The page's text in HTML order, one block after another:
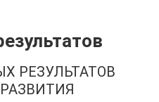
РЕЗУЛЬТАТОВ